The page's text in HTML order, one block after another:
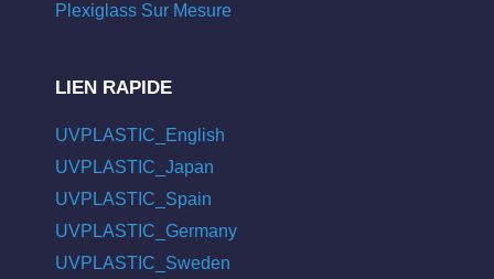
Plexiglass Sur Mesure
LIEN RAPIDE
UVPLASTIC_English
UVPLASTIC_Japan
UVPLASTIC_Spain
UVPLASTIC_Germany
UVPLASTIC_Sweden